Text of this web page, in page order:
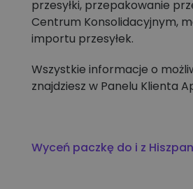
przesyłki, przepakowanie
Centrum Konsolidacyjnym,
importu przesyłek.
Wszystkie informacje o
znajdziesz w Panelu Klienta
Wyceń paczkę do i z